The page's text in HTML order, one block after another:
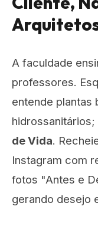
A faculdade
professores.
entende plantas
de Vida.
Instagram com
fotos "Antes e
gerando desejo